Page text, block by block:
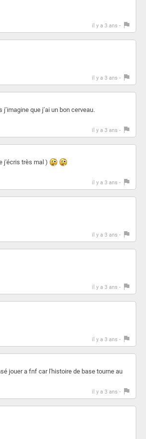
il y a 3 ans -
il y a 3 ans -
que j’ai un bon cerveau.
il y a 3 ans -
j'écris très mal )
il y a 3 ans -
il y a 3 ans -
il y a 3 ans -
il y a 3 ans -
jouer a fnf car l'histoire de base tourne au
il y a 3 ans -